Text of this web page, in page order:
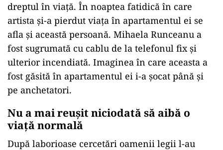
dreptul în viață. În noaptea fatidică în care
artista și-a pierdut viața în apartamentul ei se
afla și această persoană. Mihaela Runceanu a
fost sugrumată cu cablu de la telefonul fix și
ulterior incendiată. Imaginea în care aceasta a
fost găsită în apartamentul ei i-a șocat până și
pe anchetatori.
Nu a mai reușit niciodată să aibă o
viață normală
După laborioase cercetări oamenii legii l-au